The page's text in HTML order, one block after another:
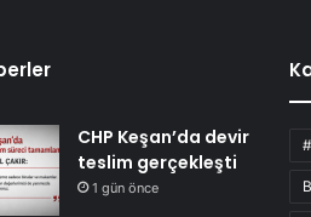
CHP Keşan’da devir
teslim gerçekleşti
1 gün önce